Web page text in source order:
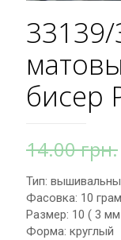
бисер
14.00грн.
Тип:
Фасовка: 10
Размер: 10 ( 3
Форма: круглый